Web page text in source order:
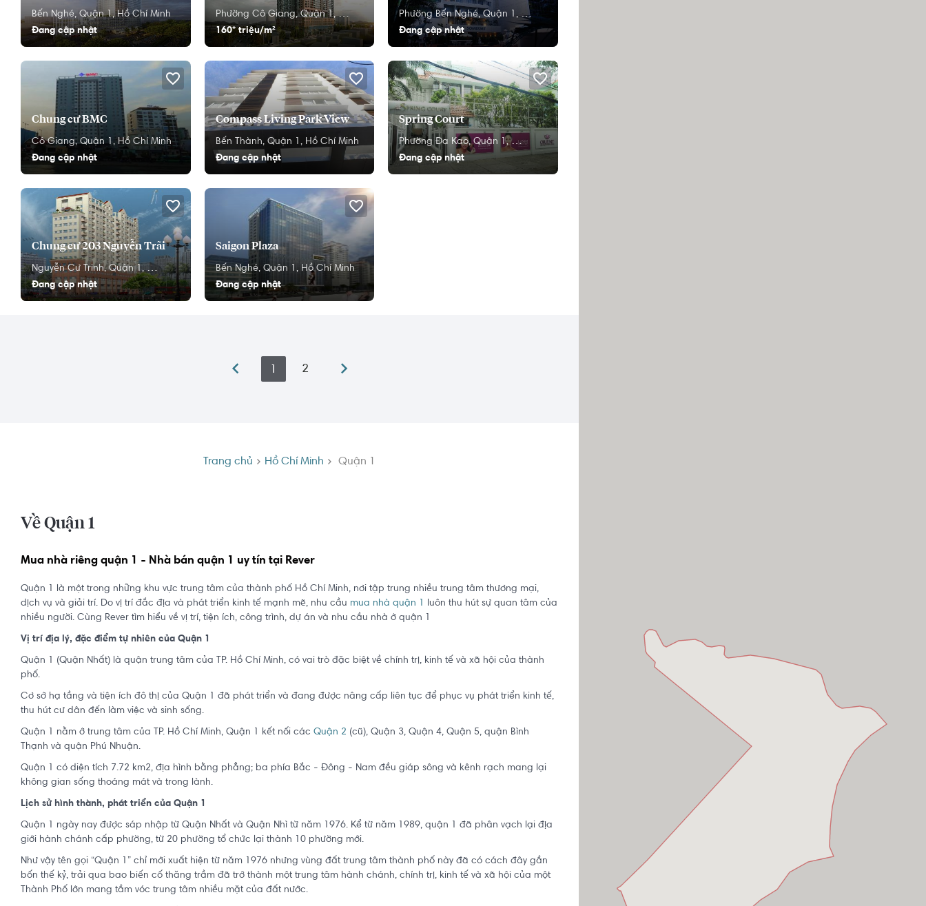
Bến Nghé, Quận 1, Hồ Chí Minh
Đang cập nhật
Phường Cô Giang, Quận 1, Hồ Chí Minh
160⁺ triệu/m²
Phường Bến Nghé, Quận 1, Hồ Chí Minh
Đang cập nhật
Chung cư BMC
Cô Giang, Quận 1, Hồ Chí Minh
Đang cập nhật
Compass Living Park View
Bến Thành, Quận 1, Hồ Chí Minh
Đang cập nhật
Spring Court
Phường Đa Kao, Quận 1, Hồ Chí Minh
Đang cập nhật
Chung cư 203 Nguyễn Trãi
Nguyễn Cư Trinh, Quận 1, Hồ Chí Minh
Đang cập nhật
Saigon Plaza
Bến Nghé, Quận 1, Hồ Chí Minh
Đang cập nhật
1 2
Trang chủ Hồ Chí Minh Quận 1
Về Quận 1
Mua nhà riêng quận 1 - Nhà bán quận 1 uy tín tại Rever
Quận 1 là một trong những khu vực trung tâm của thành phố Hồ Chí Minh, nơi tập trung nhiều trung tâm thương mại,
dịch vụ và giải trí. Do vị trí đắc địa và phát triển kinh tế mạnh mẽ, nhu cầu mua nhà quận 1 luôn thu hút sự quan tâm của
nhiều người. Cùng Rever tìm hiểu về vị trí, tiện ích, công trình, dự án và nhu cầu nhà ở quận 1
Vị trí địa lý, đặc điểm tự nhiên của Quận 1
Quận 1 (Quận Nhất) là quận trung tâm của TP. Hồ Chí Minh, có vai trò đặc biệt về chính trị, kinh tế và xã hội của thành
phố.
Cơ sở hạ tầng và tiện ích đô thị của Quận 1 đã phát triển và đang được nâng cấp liên tục để phục vụ phát triển kinh tế,
thu hút cư dân đến làm việc và sinh sống.
Quận 1 nằm ở trung tâm của TP. Hồ Chí Minh, Quận 1 kết nối các Quận 2 (cũ), Quận 3, Quận 4, Quận 5, quận Bình
Thạnh và quận Phú Nhuận.
Quận 1 có diện tích 7.72 km2, địa hình bằng phẳng; ba phía Bắc - Đông - Nam đều giáp sông và kênh rạch mang lại
không gian sống thoáng mát và trong lành.
Lịch sử hình thành, phát triển của Quận 1
Quận 1 ngày nay được sáp nhập từ Quận Nhất và Quận Nhì từ năm 1976. Kể từ năm 1989, quận 1 đã phân vạch lại địa
giới hành chánh cấp phường, từ 20 phường tổ chức lại thành 10 phường mới.
Như vậy tên gọi “Quận 1” chỉ mới xuất hiện từ năm 1976 nhưng vùng đất trung tâm thành phố này đã có cách đây gần
bốn thế kỷ, trải qua bao biến cố thăng trầm đã trở thành một trung tâm hành chánh, chính trị, kinh tế và xã hội của một
Thành Phố lớn mang tầm vóc trung tâm nhiều mặt của đất nước.